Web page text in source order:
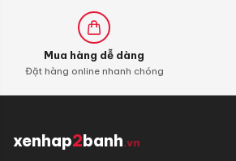
Mua hàng dễ dàng
Đặt hàng online nhanh chóng
xenhap2banh.vn